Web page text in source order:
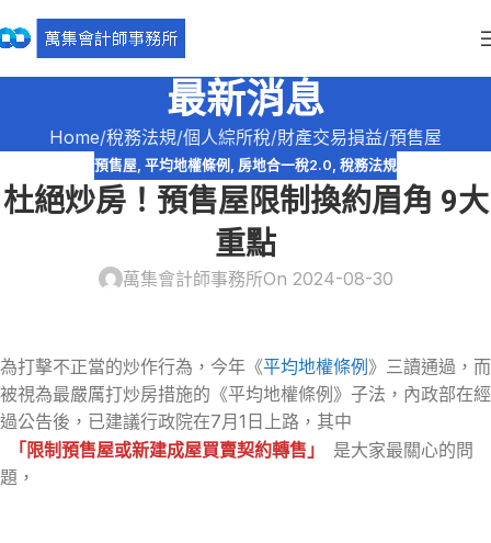
最新消息
Home 稅務法規 個人綜所稅 財產交易損益 預售屋
預售屋, 平均地權條例 , 房地合一稅2.0, 稅務法規
杜絕炒房！預售屋限制換約眉角 9大
重點
萬集會計師事務所On 2024-08-30
為打擊不正當的炒作行為，今年《平均地權條例》三讀通過，而
被視為最嚴厲打炒房措施的《平均地權條例》子法，內政部在經
過公告後，已建議行政院在7月1日上路，其中
「限制預售屋或新建成屋買賣契約轉售」
是大家最關心的問
題，